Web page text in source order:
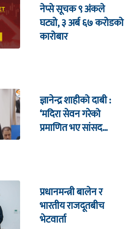
नेप्से सूचक ९ अंकले
घट्यो, ३ अर्ब ६७ करोडको
कारोबार
ज्ञानेन्द्र शाहीको दाबी :
‘मदिरा सेवन गरेको
प्रमाणित भए सांसद
प्रधानमन्त्री बालेन र
भारतीय राजदूतबीच
भेटवार्ता